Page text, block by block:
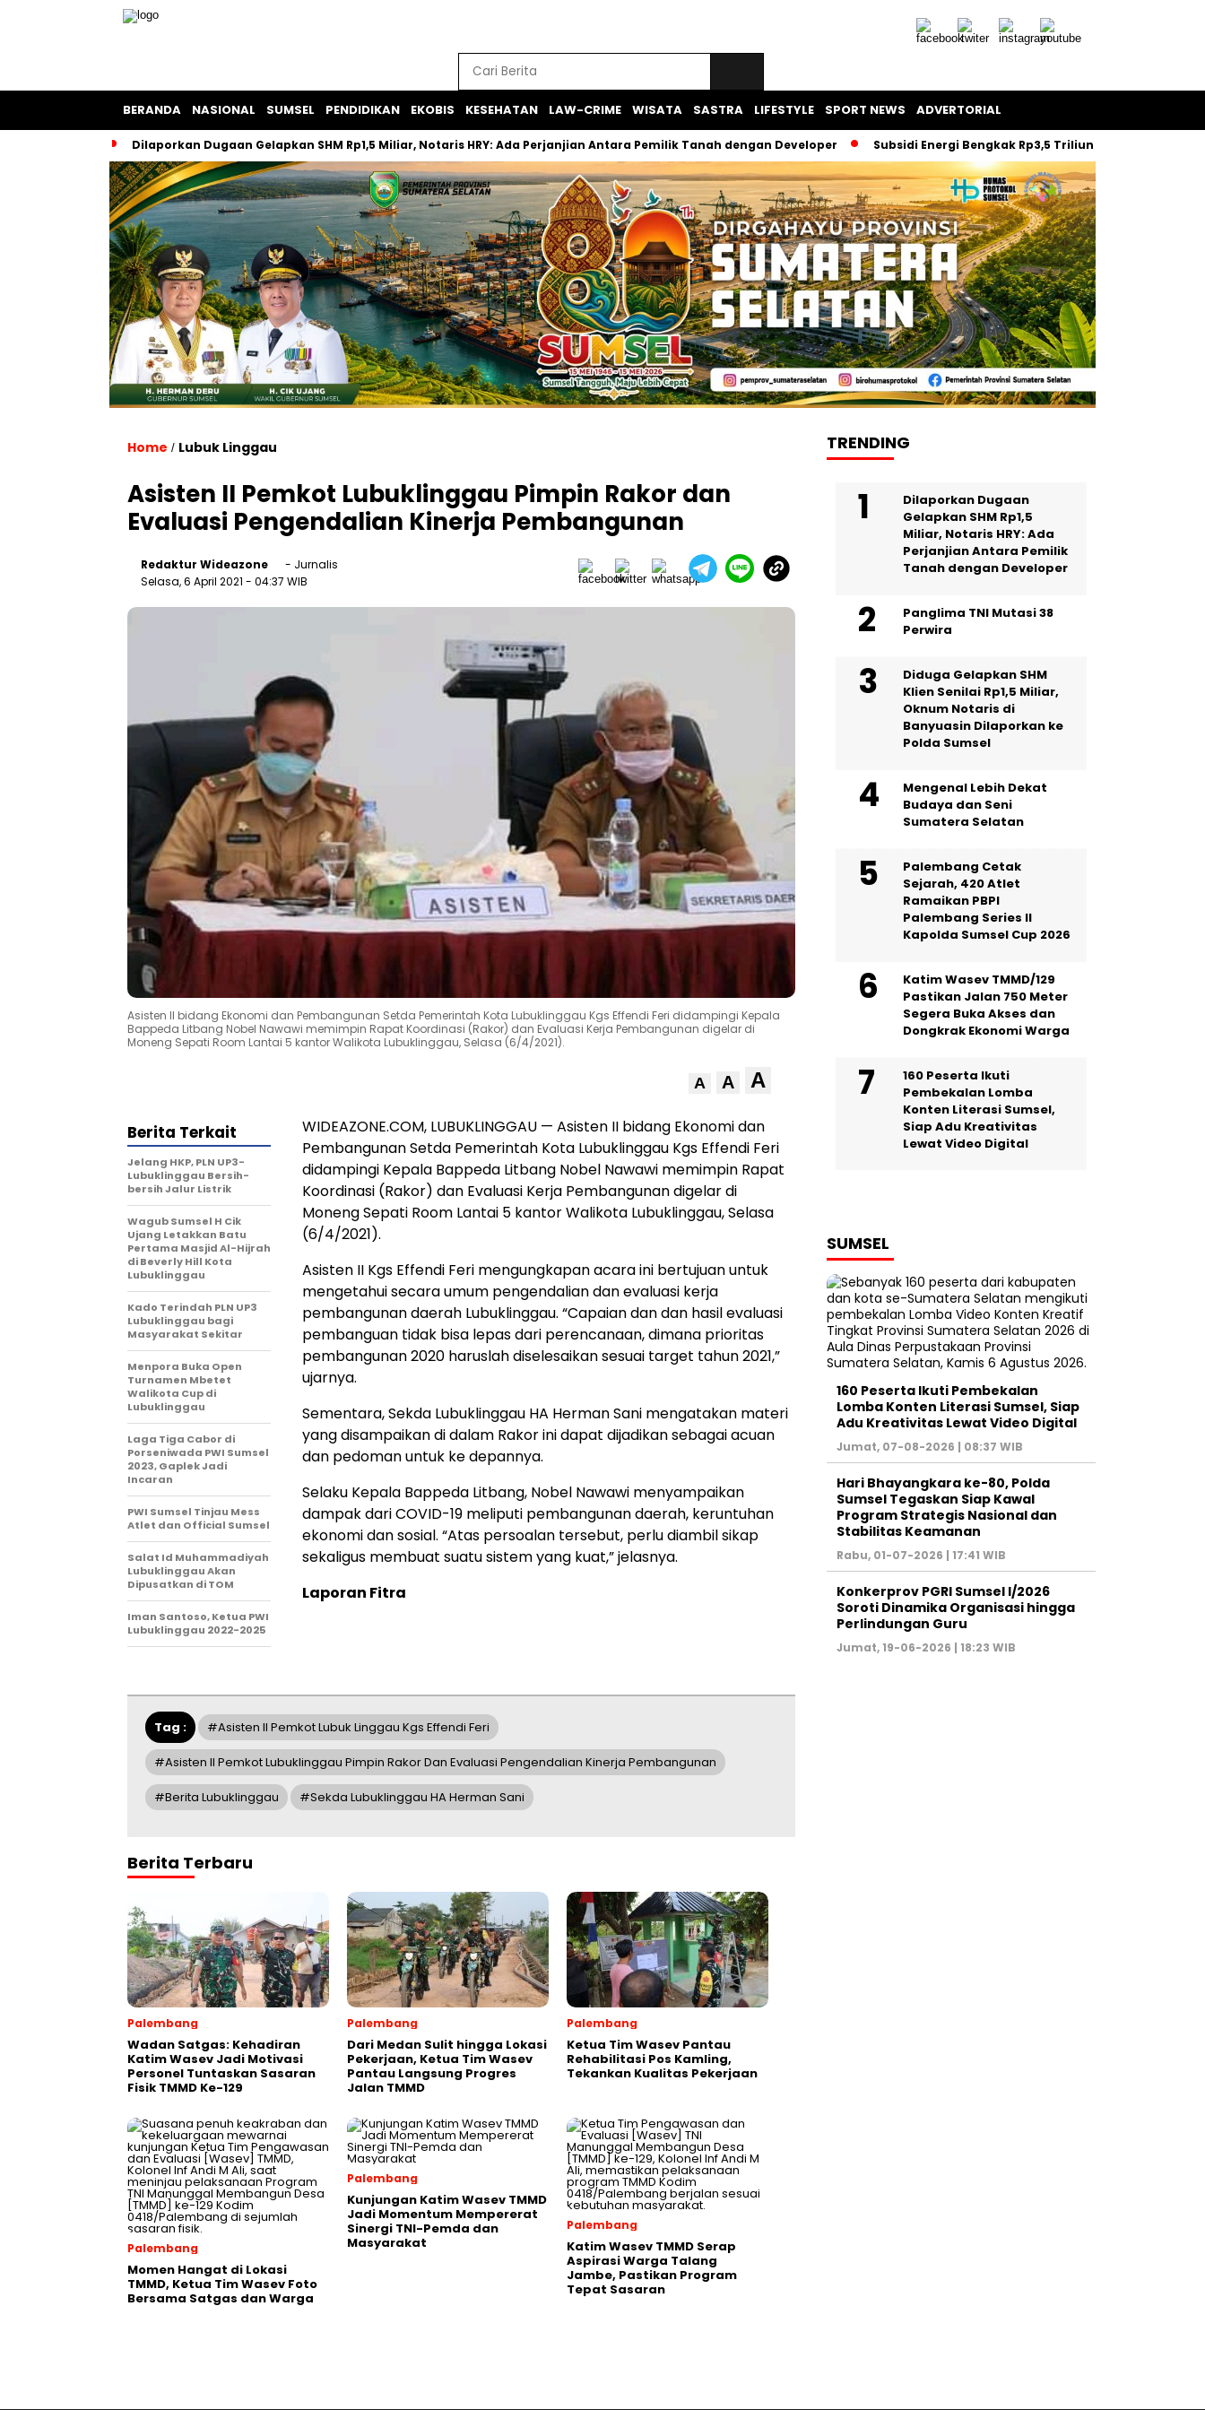
BERANDA NASIONAL SUMSEL PENDIDIKAN EKOBIS KESEHATAN LAW-CRIME WISATA SASTRA LIFESTYLE SPORT NEWS ADVERTORIAL
Dilaporkan Dugaan Gelapkan SHM Rp1,5 Miliar, Notaris HRY: Ada Perjanjian Antara Pemilik Tanah dengan Developer Subsidi Energi Bengkak Rp3,5 Triliun, BBM
Home / Lubuk Linggau
Asisten II Pemkot Lubuklinggau Pimpin Rakor dan
Evaluasi Pengendalian Kinerja Pembangunan
Redaktur Wideazone
- Jurnalis
Selasa, 6 April 2021 - 04:37 WIB
Asisten II bidang Ekonomi dan Pembangunan Setda Pemerintah Kota Lubuklinggau Kgs Effendi Feri didampingi Kepala
Bappeda Litbang Nobel Nawawi memimpin Rapat Koordinasi (Rakor) dan Evaluasi Kerja Pembangunan digelar di
Moneng Sepati Room Lantai 5 kantor Walikota Lubuklinggau, Selasa (6/4/2021).
A A A
WIDEAZONE.COM, LUBUKLINGGAU — Asisten II bidang Ekonomi dan
Pembangunan Setda Pemerintah Kota Lubuklinggau Kgs Effendi Feri
didampingi Kepala Bappeda Litbang Nobel Nawawi memimpin Rapat
Koordinasi (Rakor) dan Evaluasi Kerja Pembangunan digelar di
Moneng Sepati Room Lantai 5 kantor Walikota Lubuklinggau, Selasa
(6/4/2021).
Asisten II Kgs Effendi Feri mengungkapan acara ini bertujuan untuk
mengetahui secara umum pengendalian dan evaluasi kerja
pembangunan daerah Lubuklinggau. “Capaian dan dan hasil evaluasi
pembanguan tidak bisa lepas dari perencanaan, dimana prioritas
pembangunan 2020 haruslah diselesaikan sesuai target tahun 2021,”
ujarnya.
Sementara, Sekda Lubuklinggau HA Herman Sani mengatakan materi
yang disampaikan di dalam Rakor ini dapat dijadikan sebagai acuan
dan pedoman untuk ke depannya.
Selaku Kepala Bappeda Litbang, Nobel Nawawi menyampaikan
dampak dari COVID-19 meliputi pembangunan daerah, keruntuhan
ekonomi dan sosial. “Atas persoalan tersebut, perlu diambil sikap
sekaligus membuat suatu sistem yang kuat,” jelasnya.
Laporan Fitra
Berita Terkait
Jelang HKP, PLN UP3-
Lubuklinggau Bersih-
bersih Jalur Listrik
Wagub Sumsel H Cik
Ujang Letakkan Batu
Pertama Masjid Al-Hijrah
di Beverly Hill Kota
Lubuklinggau
Kado Terindah PLN UP3
Lubuklinggau bagi
Masyarakat Sekitar
Menpora Buka Open
Turnamen Mbetet
Walikota Cup di
Lubuklinggau
Laga Tiga Cabor di
Porseniwada PWI Sumsel
2023, Gaplek Jadi
Incaran
PWI Sumsel Tinjau Mess
Atlet dan Official Sumsel
Salat Id Muhammadiyah
Lubuklinggau Akan
Dipusatkan di TOM
Iman Santoso, Ketua PWI
Lubuklinggau 2022-2025
Tag : #Asisten II Pemkot Lubuk Linggau Kgs Effendi Feri
#Asisten II Pemkot Lubuklinggau Pimpin Rakor Dan Evaluasi Pengendalian Kinerja Pembangunan
#Berita Lubuklinggau #Sekda Lubuklinggau HA Herman Sani
Berita Terbaru
Palembang
Wadan Satgas: Kehadiran
Katim Wasev Jadi Motivasi
Personel Tuntaskan Sasaran
Fisik TMMD Ke-129
Palembang
Dari Medan Sulit hingga Lokasi
Pekerjaan, Ketua Tim Wasev
Pantau Langsung Progres
Jalan TMMD
Palembang
Ketua Tim Wasev Pantau
Rehabilitasi Pos Kamling,
Tekankan Kualitas Pekerjaan
Palembang
Momen Hangat di Lokasi
TMMD, Ketua Tim Wasev Foto
Bersama Satgas dan Warga
Palembang
Kunjungan Katim Wasev TMMD
Jadi Momentum Mempererat
Sinergi TNI-Pemda dan
Masyarakat
Palembang
Katim Wasev TMMD Serap
Aspirasi Warga Talang
Jambe, Pastikan Program
Tepat Sasaran
TRENDING
Dilaporkan Dugaan
Gelapkan SHM Rp1,5
Miliar, Notaris HRY: Ada
Perjanjian Antara Pemilik
Tanah dengan Developer
Panglima TNI Mutasi 38
Perwira
Diduga Gelapkan SHM
Klien Senilai Rp1,5 Miliar,
Oknum Notaris di
Banyuasin Dilaporkan ke
Polda Sumsel ‎
Mengenal Lebih Dekat
Budaya dan Seni
Sumatera Selatan
Palembang Cetak
Sejarah, 420 Atlet
Ramaikan PBPI
Palembang Series II
Kapolda Sumsel Cup 2026
Katim Wasev TMMD/129
Pastikan Jalan 750 Meter
Segera Buka Akses dan
Dongkrak Ekonomi Warga
160 Peserta Ikuti
Pembekalan Lomba
Konten Literasi Sumsel,
Siap Adu Kreativitas
Lewat Video Digital ‎
SUMSEL
160 Peserta Ikuti Pembekalan
Lomba Konten Literasi Sumsel, Siap
Adu Kreativitas Lewat Video Digital ‎
Jumat, 07-08-2026 | 08:37 WIB
Hari Bhayangkara ke-80, Polda
Sumsel Tegaskan Siap Kawal
Program Strategis Nasional dan
Stabilitas Keamanan ‎
Rabu, 01-07-2026 | 17:41 WIB
Konkerprov PGRI Sumsel I/2026
Soroti Dinamika Organisasi hingga
Perlindungan Guru ‎
Jumat, 19-06-2026 | 18:23 WIB